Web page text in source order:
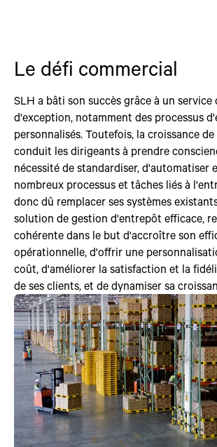
Le défi commercial
SLH a bâti son succès grâce à un service
d'exception, notamment des processus
personnalisés. Toutefois, la croissance
conduit les dirigeants à prendre
nécessité de standardiser, d'automatiser
nombreux processus et tâches liés à
donc dû remplacer ses systèmes
solution de gestion d'entrepôt efficace,
cohérente dans le but d'accroître son
opérationnelle, d'offrir une
coût, d'améliorer la satisfaction et la
de ses clients, et de dynamiser sa